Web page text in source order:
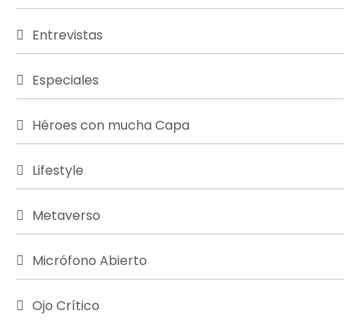
Entrevistas
Especiales
Héroes con mucha Capa
Lifestyle
Metaverso
Micrófono Abierto
Ojo Crítico